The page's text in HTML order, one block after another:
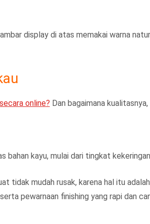
display di atas memakai warna
online? Dan bagaimana
kayu, mulai dari tingkat
tidak mudah rusak, karena hal itu
pewarnaan finishing yang rapi dan